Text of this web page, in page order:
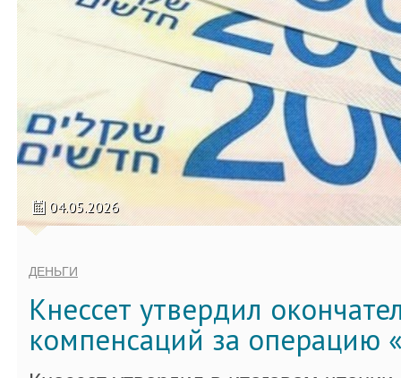
04.05.2026
ДЕНЬГИ
Кнессет утвердил
компенсаций за операцию